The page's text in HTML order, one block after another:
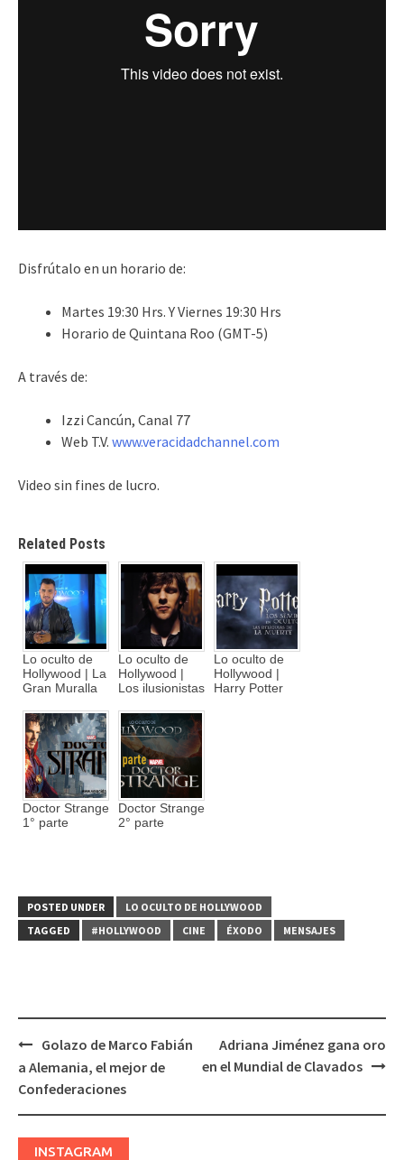
Disfrútalo en un horario de:
Martes 19:30 Hrs. Y Viernes 19:30 Hrs
Horario de Quintana Roo (GMT-5)
A través de:
Izzi Cancún, Canal 77
Web T.V. www.veracidadchannel.com
Video sin fines de lucro.
Related Posts
Lo oculto de
Hollywood | La
Gran Muralla
Lo oculto de
Hollywood |
Los ilusionistas
Lo oculto de
Hollywood |
Harry Potter
Doctor Strange
1° parte
Doctor Strange
2° parte
POSTED UNDER
LO OCULTO DE HOLLYWOOD
TAGGED
#HOLLYWOOD CINE ÉXODO MENSAJES
Post
navigation
Golazo de Marco Fabián
a Alemania, el mejor de
Confederaciones
Adriana Jiménez gana oro
en el Mundial de Clavados
INSTAGRAM